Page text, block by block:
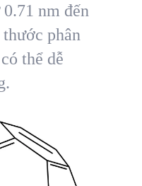
nm đến
phân
thể dễ